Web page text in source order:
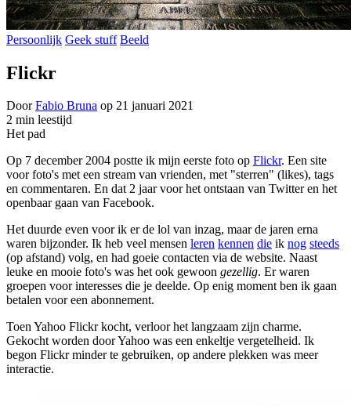
Persoonlijk Geek stuff Beeld
Flickr
DoorFabio Bruna op 21 januari 2021
2 min leestijd
Het pad
Op 7 december 2004 postte ik mijn eerste foto op Flickr. Een site
voor foto's met een stream van vrienden, met "sterren" (likes), tags
en commentaren. En dat 2 jaar voor het ontstaan van Twitter en het
openbaar gaan van Facebook.
Het duurde even voor ik er de lol van inzag, maar de jaren erna
waren bijzonder. Ik heb veel mensen leren kennen die ik nog steeds
(op afstand) volg, en had goeie contacten via de website. Naast
leuke en mooie foto's was het ook gewoon gezellig. Er waren
groepen voor interesses die je deelde. Op enig moment ben ik gaan
betalen voor een abonnement.
Toen Yahoo Flickr kocht, verloor het langzaam zijn charme.
Gekocht worden door Yahoo was een enkeltje vergetelheid. Ik
begon Flickr minder te gebruiken, op andere plekken was meer
interactie.